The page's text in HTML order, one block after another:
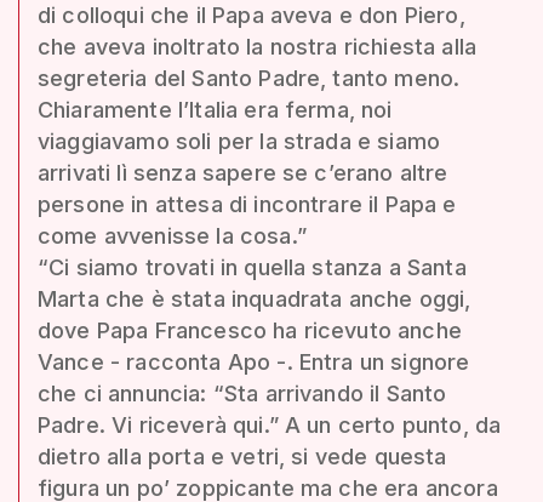
di colloqui che il Papa aveva e don Piero,
che aveva inoltrato la nostra richiesta alla
segreteria del Santo Padre, tanto meno.
Chiaramente l’Italia era ferma, noi
viaggiavamo soli per la strada e siamo
arrivati lì senza sapere se c’erano altre
persone in attesa di incontrare il Papa e
come avvenisse la cosa.”
“Ci siamo trovati in quella stanza a Santa
Marta che è stata inquadrata anche oggi,
dove Papa Francesco ha ricevuto anche
Vance - racconta Apo -. Entra un signore
che ci annuncia: “Sta arrivando il Santo
Padre. Vi riceverà qui.” A un certo punto, da
dietro alla porta e vetri, si vede questa
figura un po’ zoppicante ma che era ancora